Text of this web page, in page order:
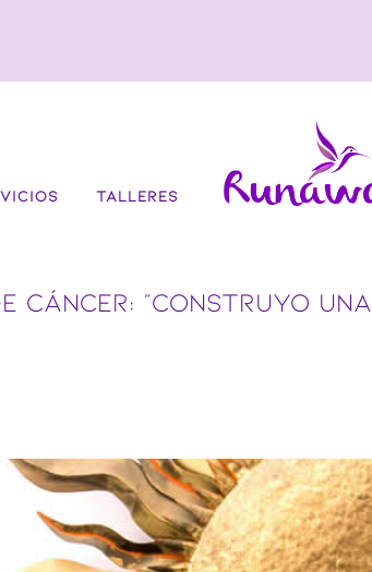
TALLERES
CÁNCER: “CONSTRUYO